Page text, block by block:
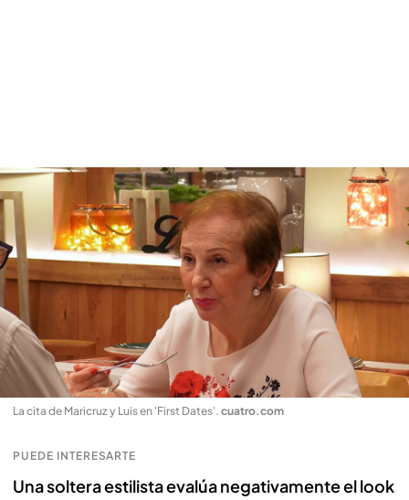
La cita de Maricruz y Luis en 'First Dates'. cuatro.com
PUEDE INTERESARTE
Una soltera estilista evalúa negativamente el look